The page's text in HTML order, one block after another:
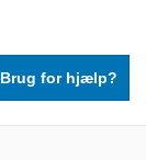
Brug for hjælp?